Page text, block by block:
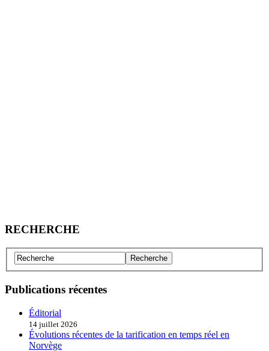
RECHERCHE
Publications récentes
Éditorial
14 juillet 2026
Évolutions récentes de la tarification en temps réel en
Norvège